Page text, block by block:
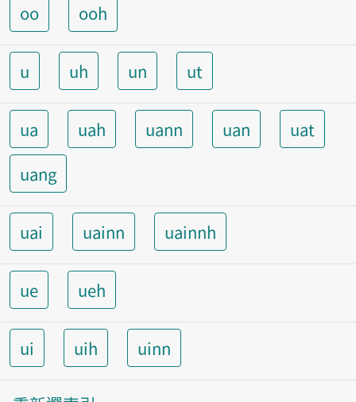
oo ooh
u uh un ut
ua uah uann uan
uat
uang
uai uainn uainnh
ue ueh
ui uih uinn